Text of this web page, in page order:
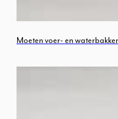
Moeten voer- en